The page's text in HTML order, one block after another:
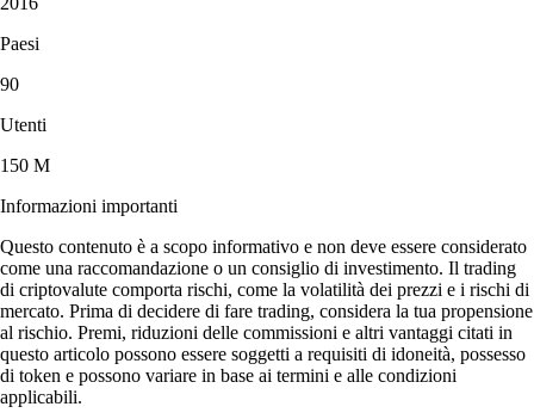
Paesi
90
Utenti
150 M
Informazioni importanti
Questo contenuto è a scopo informativo e non deve essere considerato
come una raccomandazione o un consiglio di investimento. Il trading
di criptovalute comporta rischi, come la volatilità dei prezzi e i rischi di
mercato. Prima di decidere di fare trading, considera la tua propensione
al rischio. Premi, riduzioni delle commissioni e altri vantaggi citati in
questo articolo possono essere soggetti a requisiti di idoneità, possesso
di token e possono variare in base ai termini e alle condizioni
applicabili.